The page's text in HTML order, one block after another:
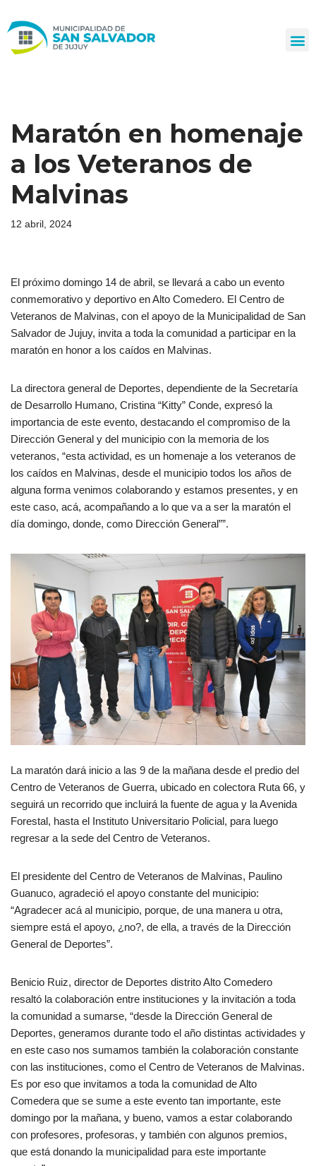
al
Maratón en homenaje
a los Veteranos de
Malvinas
12 abril, 2024
El próximo domingo 14 de abril, se llevará a cabo un evento
conmemorativo y deportivo en Alto Comedero. El Centro de
Veteranos de Malvinas, con el apoyo de la Municipalidad de San
Salvador de Jujuy, invita a toda la comunidad a participar en la
maratón en honor a los caídos en Malvinas.
La directora general de Deportes, dependiente de la Secretaría
de Desarrollo Humano, Cristina “Kitty” Conde, expresó la
importancia de este evento, destacando el compromiso de la
Dirección General y del municipio con la memoria de los
veteranos, “esta actividad, es un homenaje a los veteranos de
los caídos en Malvinas, desde el municipio todos los años de
alguna forma venimos colaborando y estamos presentes, y en
este caso, acá, acompañando a lo que va a ser la maratón el
día domingo, donde, como Dirección General””.
La maratón dará inicio a las 9 de la mañana desde el predio del
Centro de Veteranos de Guerra, ubicado en colectora Ruta 66, y
seguirá un recorrido que incluirá la fuente de agua y la Avenida
Forestal, hasta el Instituto Universitario Policial, para luego
regresar a la sede del Centro de Veteranos.
El presidente del Centro de Veteranos de Malvinas, Paulino
Guanuco, agradeció el apoyo constante del municipio:
“Agradecer acá al municipio, porque, de una manera u otra,
siempre está el apoyo, ¿no?, de ella, a través de la Dirección
General de Deportes”.
Benicio Ruiz, director de Deportes distrito Alto Comedero
resaltó la colaboración entre instituciones y la invitación a toda
la comunidad a sumarse, “desde la Dirección General de
Deportes, generamos durante todo el año distintas actividades y
en este caso nos sumamos también la colaboración constante
con las instituciones, como el Centro de Veteranos de Malvinas.
Es por eso que invitamos a toda la comunidad de Alto
Comedera que se sume a este evento tan importante, este
domingo por la mañana, y bueno, vamos a estar colaborando
con profesores, profesoras, y también con algunos premios,
que está donando la municipalidad para este importante